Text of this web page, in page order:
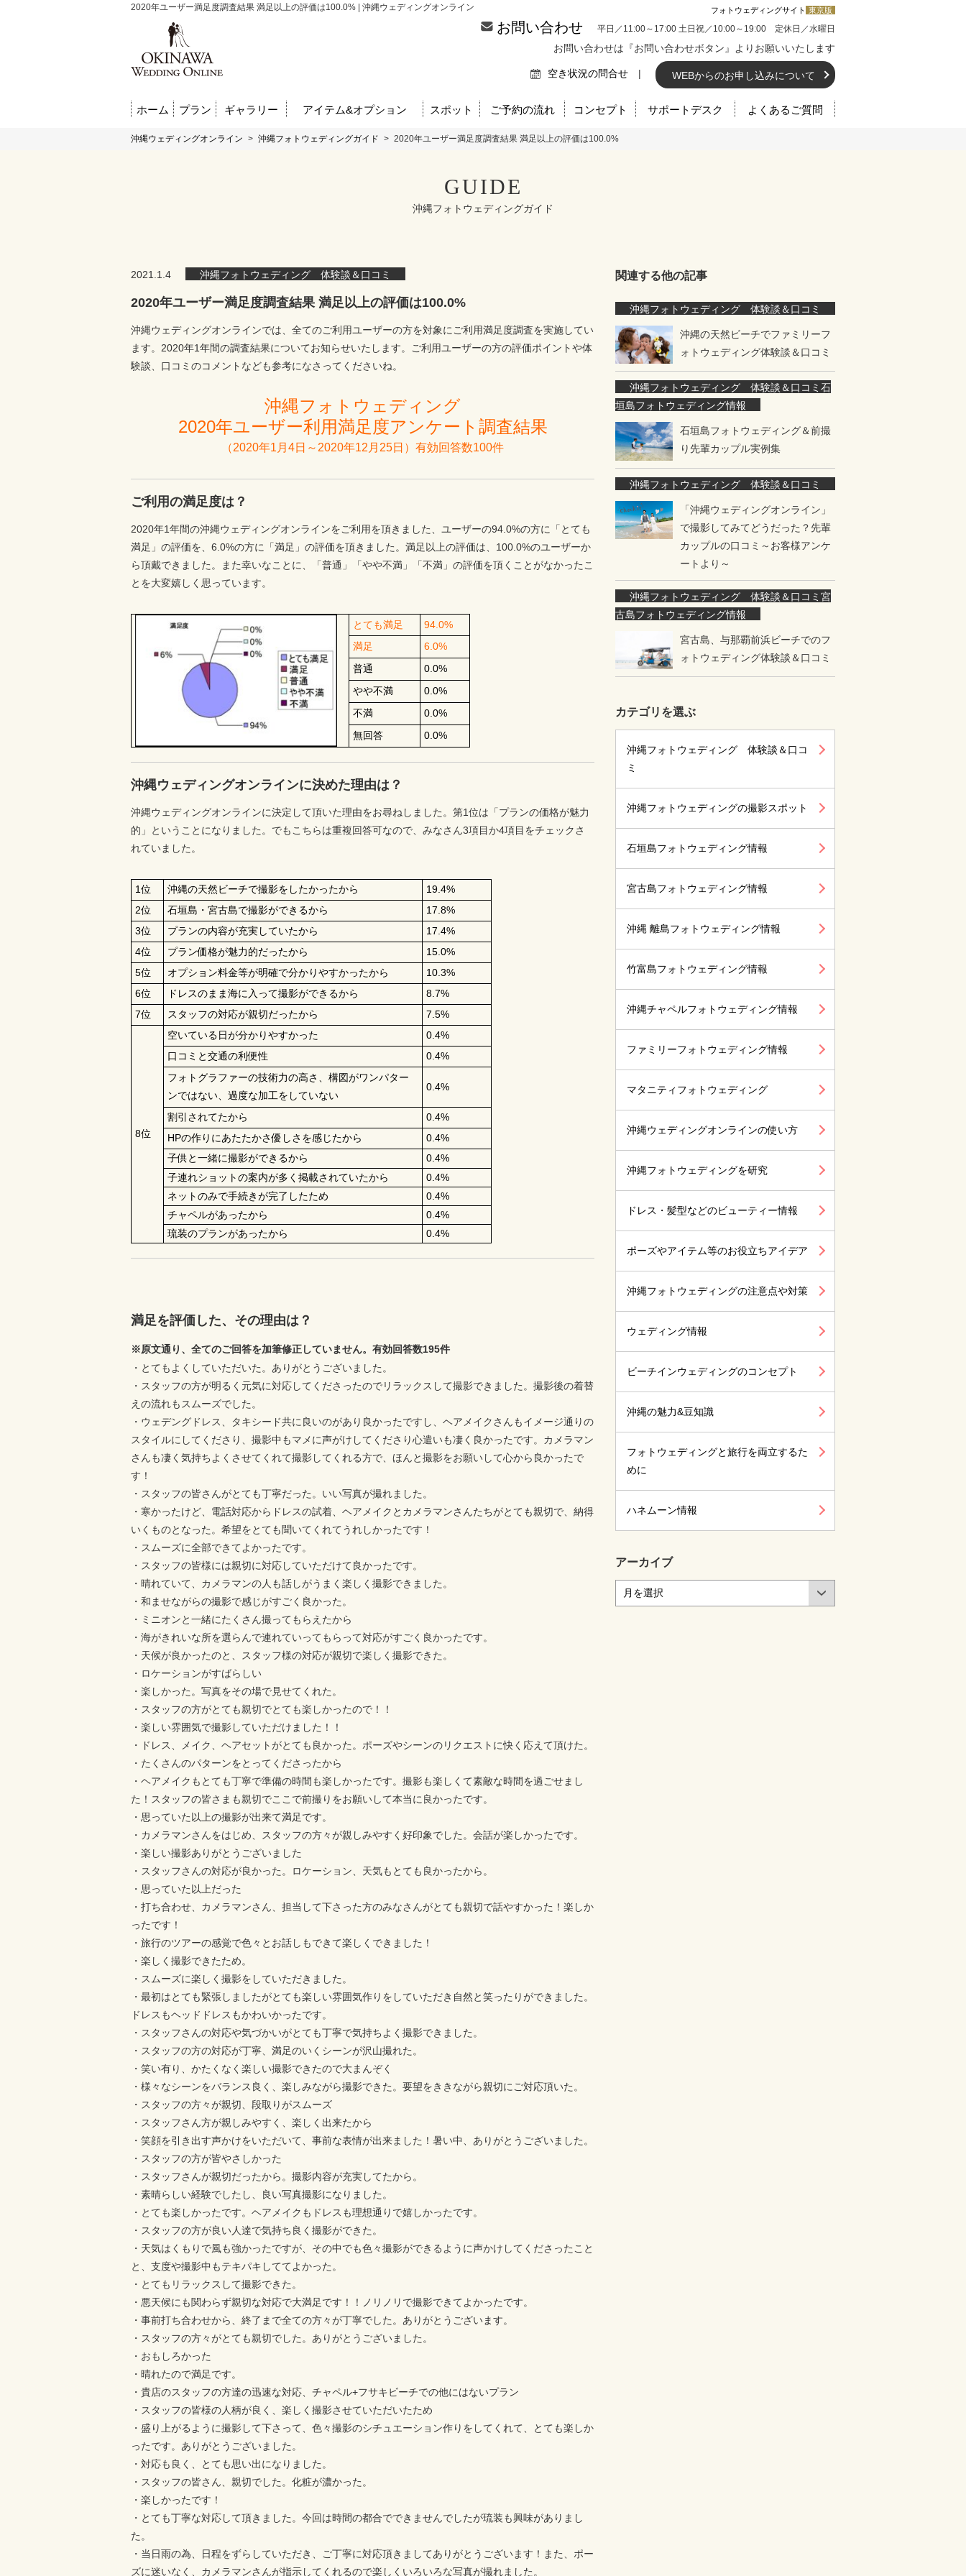
2020年ユーザー満足度調査結果 満足以上の評価は100.0% | 沖縄ウェディングオンライン フォトウェディングサイト 東京版
お問い合わせ 平日／11:00～17:00 土日祝／10:00～19:00 定休日／水曜日
お問い合わせは『お問い合わせボタン』よりお願いいたします
空き状況の問合せ | WEBからのお申し込みについて
ホーム プラン ギャラリー アイテム&オプション スポット ご予約の流れ コンセプト サポートデスク よくあるご質問
沖縄ウェディングオンライン > 沖縄フォトウェディングガイド > 2020年ユーザー満足度調査結果 満足以上の評価は100.0%
GUIDE
沖縄フォトウェディングガイド
2021.1.4 沖縄フォトウェディング 体験談＆口コミ
2020年ユーザー満足度調査結果 満足以上の評価は100.0%
沖縄ウェディングオンラインでは、全てのご利用ユーザーの方を対象にご利用満足度調査を実施してい
ます。2020年1年間の調査結果についてお知らせいたします。ご利用ユーザーの方の評価ポイントや体
験談、口コミのコメントなども参考になさってくださいね。
沖縄フォトウェディング
2020年ユーザー利用満足度アンケート調査結果
（2020年1月4日～2020年12月25日）有効回答数100件
ご利用の満足度は？
2020年1年間の沖縄ウェディングオンラインをご利用を頂きました、ユーザーの94.0%の方に「とても
満足」の評価を、6.0%の方に「満足」の評価を頂きました。満足以上の評価は、100.0%のユーザーか
ら頂戴できました。また幸いなことに、「普通」「やや不満」「不満」の評価を頂くことがなかったこ
とを大変嬉しく思っています。
とても満足
94.0%
満足
6.0%
普通
0.0%
やや不満
0.0%
不満
0.0%
無回答
0.0%
沖縄ウェディングオンラインに決めた理由は？
沖縄ウェディングオンラインに決定して頂いた理由をお尋ねしました。第1位は「プランの価格が魅力
的」ということになりました。でもこちらは重複回答可なので、みなさん3項目か4項目をチェックさ
れていました。
1位 沖縄の天然ビーチで撮影をしたかったから
19.4%
2位
石垣島・宮古島で撮影ができるから
17.8%
3位
プランの内容が充実していたから
17.4%
4位
プラン価格が魅力的だったから
15.0%
5位
オプション料金等が明確で分かりやすかったから
10.3%
6位
ドレスのまま海に入って撮影ができるから
8.7%
7位
スタッフの対応が親切だったから 7.5%
8位
空いている日が分かりやすかった
0.4%
口コミと交通の利便性
0.4%
フォトグラファーの技術力の高さ、構図がワンパター
ンではない、過度な加工をしていない
0.4%
割引されてたから
0.4%
HPの作りにあたたかさ優しさを感じたから
0.4%
子供と一緒に撮影ができるから
0.4%
子連れショットの案内が多く掲載されていたから
0.4%
ネットのみで手続きが完了したため
0.4%
チャペルがあったから
0.4%
琉装のプランがあったから
0.4%
満足を評価した、その理由は？
※原文通り、全てのご回答を加筆修正していません。有効回答数195件
・とてもよくしていただいた。ありがとうございました。
・スタッフの方が明るく元気に対応してくださったのでリラックスして撮影できました。撮影後の着替
えの流れもスムーズでした。
・ウェデングドレス、タキシード共に良いのがあり良かったですし、ヘアメイクさんもイメージ通りの
スタイルにしてくださり、撮影中もマメに声がけしてくださり心遣いも凄く良かったです。カメラマン
さんも凄く気持ちよくさせてくれて撮影してくれる方で、ほんと撮影をお願いして心から良かったで
す！
・スタッフの皆さんがとても丁寧だった。いい写真が撮れました。
・寒かったけど、電話対応からドレスの試着、ヘアメイクとカメラマンさんたちがとても親切で、納得
いくものとなった。希望をとても聞いてくれてうれしかったです！
・スムーズに全部できてよかったです。
・スタッフの皆様には親切に対応していただけて良かったです。
・晴れていて、カメラマンの人も話しがうまく楽しく撮影できました。
・和ませながらの撮影で感じがすごく良かった。
・ミニオンと一緒にたくさん撮ってもらえたから
・海がきれいな所を選らんで連れていってもらって対応がすごく良かったです。
・天候が良かったのと、スタッフ様の対応が親切で楽しく撮影できた。
・ロケーションがすばらしい
・楽しかった。写真をその場で見せてくれた。
・スタッフの方がとても親切でとても楽しかったので！！
・楽しい雰囲気で撮影していただけました！！
・ドレス、メイク、ヘアセットがとても良かった。ポーズやシーンのリクエストに快く応えて頂けた。
・たくさんのパターンをとってくださったから
・ヘアメイクもとても丁寧で準備の時間も楽しかったです。撮影も楽しくて素敵な時間を過ごせまし
た！スタッフの皆さまも親切でここで前撮りをお願いして本当に良かったです。
・思っていた以上の撮影が出来て満足です。
・カメラマンさんをはじめ、スタッフの方々が親しみやすく好印象でした。会話が楽しかったです。
・楽しい撮影ありがとうございました
・スタッフさんの対応が良かった。ロケーション、天気もとても良かったから。
・思っていた以上だった
・打ち合わせ、カメラマンさん、担当して下さった方のみなさんがとても親切で話やすかった！楽しか
ったです！
・旅行のツアーの感覚で色々とお話しもできて楽しくできました！
・楽しく撮影できたため。
・スムーズに楽しく撮影をしていただきました。
・最初はとても緊張しましたがとても楽しい雰囲気作りをしていただき自然と笑ったりができました。
ドレスもヘッドドレスもかわいかったです。
・スタッフさんの対応や気づかいがとても丁寧で気持ちよく撮影できました。
・スタッフの方の対応が丁寧、満足のいくシーンが沢山撮れた。
・笑い有り、かたくなく楽しい撮影できたので大まんぞく
・様々なシーンをバランス良く、楽しみながら撮影できた。要望をききながら親切にご対応頂いた。
・スタッフの方々が親切、段取りがスムーズ
・スタッフさん方が親しみやすく、楽しく出来たから
・笑顔を引き出す声かけをいただいて、事前な表情が出来ました！暑い中、ありがとうございました。
・スタッフの方が皆やさしかった
・スタッフさんが親切だったから。撮影内容が充実してたから。
・素晴らしい経験でしたし、良い写真撮影になりました。
・とても楽しかったです。ヘアメイクもドレスも理想通りで嬉しかったです。
・スタッフの方が良い人達で気持ち良く撮影ができた。
・天気はくもりで風も強かったですが、その中でも色々撮影ができるように声かけしてくださったこと
と、支度や撮影中もテキパキしててよかった。
・とてもリラックスして撮影できた。
・悪天候にも関わらず親切な対応で大満足です！！ノリノリで撮影できてよかったです。
・事前打ち合わせから、終了まで全ての方々が丁寧でした。ありがとうございます。
・スタッフの方々がとても親切でした。ありがとうございました。
・おもしろかった
・晴れたので満足です。
・貴店のスタッフの方達の迅速な対応、チャペル+フサキビーチでの他にはないプラン
・スタッフの皆様の人柄が良く、楽しく撮影させていただいたため
・盛り上がるように撮影して下さって、色々撮影のシチュエーション作りをしてくれて、とても楽しか
ったです。ありがとうございました。
・対応も良く、とても思い出になりました。
・スタッフの皆さん、親切でした。化粧が濃かった。
・楽しかったです！
・とても丁寧な対応して頂きました。今回は時間の都合でできませんでしたが琉装も興味がありまし
た。
・当日雨の為、日程をずらしていただき、ご丁寧に対応頂きましてありがとうございます！また、ポー
ズに迷いなく、カメラマンさんが指示してくれるので楽しくいろいろな写真が撮れました。
関連する他の記事
沖縄フォトウェディング 体験談＆口コミ
沖縄の天然ビーチでファミリーフ
ォトウェディング体験談＆口コミ
沖縄フォトウェディング 体験談＆口コミ 石
垣島フォトウェディング情報
石垣島フォトウェディング＆前撮
り先輩カップル実例集
沖縄フォトウェディング 体験談＆口コミ
「沖縄ウェディングオンライン」
で撮影してみてどうだった？先輩
カップルの口コミ～お客様アンケ
ートより～
沖縄フォトウェディング 体験談＆口コミ 宮
古島フォトウェディング情報
宮古島、与那覇前浜ビーチでのフ
ォトウェディング体験談＆口コミ
カテゴリを選ぶ
沖縄フォトウェディング 体験談＆口コ
ミ
沖縄フォトウェディングの撮影スポット
石垣島フォトウェディング情報
宮古島フォトウェディング情報
沖縄 離島フォトウェディング情報
竹富島フォトウェディング情報
沖縄チャペルフォトウェディング情報
ファミリーフォトウェディング情報
マタニティフォトウェディング
沖縄ウェディングオンラインの使い方
沖縄フォトウェディングを研究
ドレス・髪型などのビューティー情報
ポーズやアイテム等のお役立ちアイデア
沖縄フォトウェディングの注意点や対策
ウェディング情報
ビーチインウェディングのコンセプト
沖縄の魅力&豆知識
フォトウェディングと旅行を両立するた
めに
ハネムーン情報
アーカイブ